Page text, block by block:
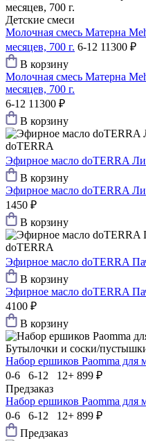
Детские смеси
Молочная смесь Матерна
месяцев, 700 г. 6-12 11300 ₽
В корзину
Молочная смесь Матерна
месяцев, 700 г.
6-12 11300 ₽
В корзину
doTERRA
Эфирное масло doTERRA
В корзину
Эфирное масло doTERRA
1450 ₽
В корзину
doTERRA
Эфирное масло doTERRA
В корзину
Эфирное масло doTERRA
4100 ₽
В корзину
Бутылочки и соски/
Набор ершиков Paomma для
0-6 6-12 12+ 899 ₽
Предзаказ
Набор ершиков Paomma для
0-6 6-12 12+ 899 ₽
Предзаказ